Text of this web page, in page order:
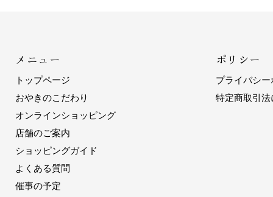
メニュー
トップページ
おやきのこだわり
オンラインショッピング
店舗のご案内
ショッピングガイド
よくある質問
催事の予定
ポリシー
プライバシ
特定商取引